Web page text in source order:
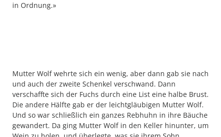
in Ordnung.»
Mutter Wolf wehrte sich ein wenig, aber dann gab sie nach
und auch der zweite Schenkel verschwand. Dann
verschaffte sich der Fuchs durch eine List eine halbe Brust.
Die andere Hälfte gab er der leichtgläubigen Mut­ter Wolf.
Und so war schließlich ein ganzes Rebhuhn in ihre Bäuche
gewandert. Da ging Mutter Wolf in den Keller hinunter, um